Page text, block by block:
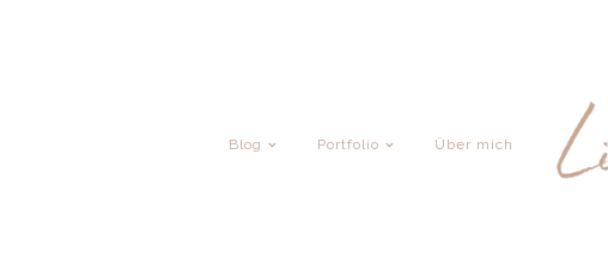
Blog Portfolio Über mich